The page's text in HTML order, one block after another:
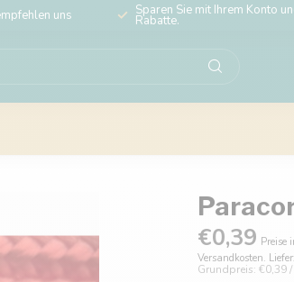
uns Sparen Sie mit Ihrem Konto
Rabatte.
€0,39 Preise
Versandkosten.
Grundpreis: €0,39 /